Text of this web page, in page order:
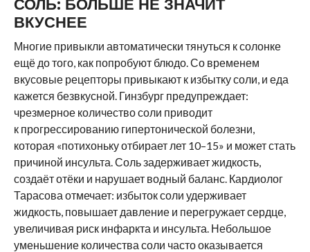
СОЛЬ: БОЛЬШЕ НЕ ЗНАЧИТ
ВКУСНЕЕ
Многие привыкли автоматически тянуться к солонке
ещё до того, как попробуют блюдо. Со временем
вкусовые рецепторы привыкают к избытку соли, и еда
кажется безвкусной. Гинзбург предупреждает:
чрезмерное количество соли приводит
к прогрессированию гипертонической болезни,
которая «потихоньку отбирает лет 10–15» и может стать
причиной инсульта. Соль задерживает жидкость,
создаёт отёки и нарушает водный баланс. Кардиолог
Тарасова отмечает: избыток соли удерживает
жидкость, повышает давление и перегружает сердце,
увеличивая риск инфаркта и инсульта. Небольшое
уменьшение количества соли часто оказывается